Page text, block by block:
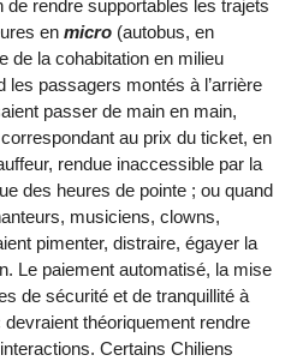
rendre supportables les trajets
en micro (autobus, en
de la cohabitation en milieu
les passagers montés à l’arrière
passer de main en main,
au prix du ticket, en
rendue inaccessible par la
des heures de pointe ; ou quand
musiciens, clowns,
pimenter, distraire, égayer la
Le paiement automatisé, la mise
de sécurité et de tranquillité à
devraient théoriquement rendre
Certains Chiliens